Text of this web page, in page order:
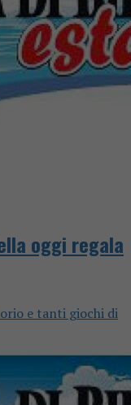
oggi regala
e tanti giochi di